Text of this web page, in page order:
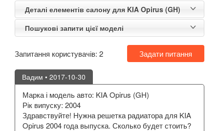
Деталі елементів салону для KIA Opirus (GH)
Пошукові запити цієї моделі
Запитання користувачів: 2 Задати питання
Вадим • 2017-10-30
Марка і модель авто: KIA Opirus (GH)
Рік випуску: 2004
Здравствуйте! Нужна решетка радиатора для KIA
Opirus 2004 года выпуска. Сколько будет стоить?